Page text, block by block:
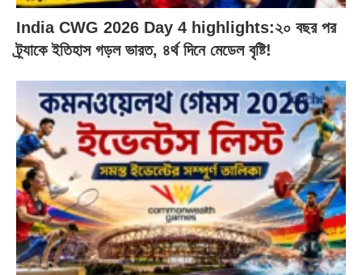
India CWG 2026 Day 4 highlights:২০ বছর পর
ট্র্যাকে ইতিহাস গড়ল ভারত, ৪র্থ দিনে মেডেল বৃষ্টি!